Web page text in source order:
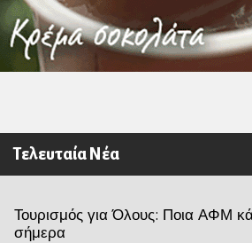
Τελευταία Νέα
Τουρισμός για Όλους: Ποια ΑΦΜ
σήμερα